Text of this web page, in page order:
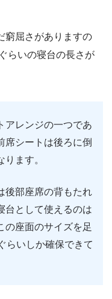
窮屈さがありますの
らいの寝台の長さが
アレンジの一つであ
席シートは後ろに倒
ます。
後部座席の背もたれ
台として使えるのは
の座面のサイズを足
らいしか確保できて